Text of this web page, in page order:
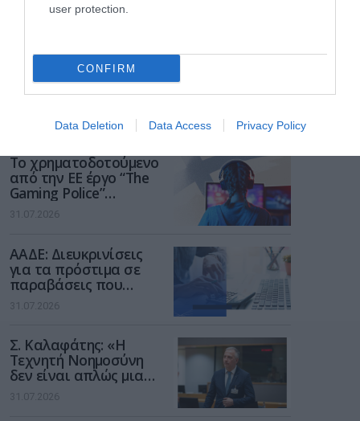
user protection.
CONFIRM
Data Deletion Data Access Privacy Policy
ΡΟΗ ΕΙΔΗΣΕΩΝ
Το χρηματοδοτούμενο
από την ΕΕ έργο “The
Gaming Police”
ενισχύει την ασφάλεια
των παιδιών στο
31.07.2026
ΑΑΔΕ: Διευκρινίσεις
για τα πρόστιμα σε
παραβάσεις που
αφορούν τους ΦΗΜ
31.07.2026
Σ. Καλαφάτης: «Η
Τεχνητή Νοημοσύνη
δεν είναι απλώς μια
νέα τεχνολογία, είναι
μια νέα βιομηχανική
31.07.2026